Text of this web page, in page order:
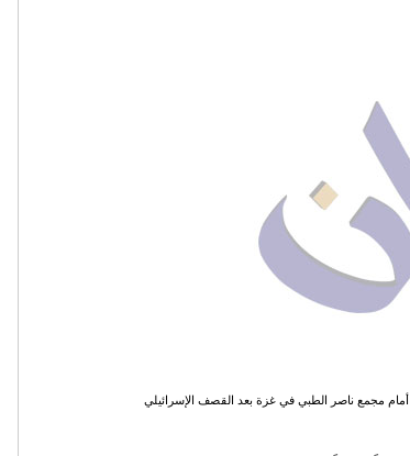
مجمع ناصر الطبي في غزة بعد القصف الإسرائيلي